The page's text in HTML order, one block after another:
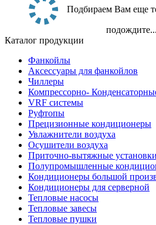
Подбираем Вам еще
подождите...
Каталог продукции
Фанкойлы
Аксессуары для фанкойлов
Чиллеры
Компрессорно-
VRF системы
Руфтопы
Прецизионные кондиционеры
Увлажнители воздуха
Осушители воздуха
Приточно-вытяжные установки
Полупромышленные
Кондиционеры большой
Кондиционеры для серверной
Тепловые насосы
Тепловые завесы
Тепловые пушки